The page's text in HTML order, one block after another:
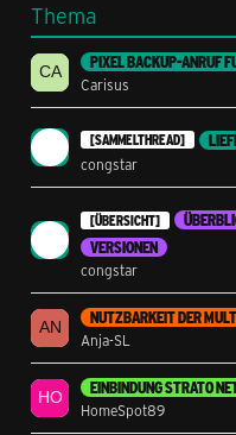
Thema
PIXEL BACKUP-ANRUF
Carisus
[SAMMELTHREAD]
congstar
[ÜBERSICHT]
VERSIONEN
congstar
NUTZBARKEIT DER
Anja-SL
EINBINDUNG STRATO
HomeSpot89